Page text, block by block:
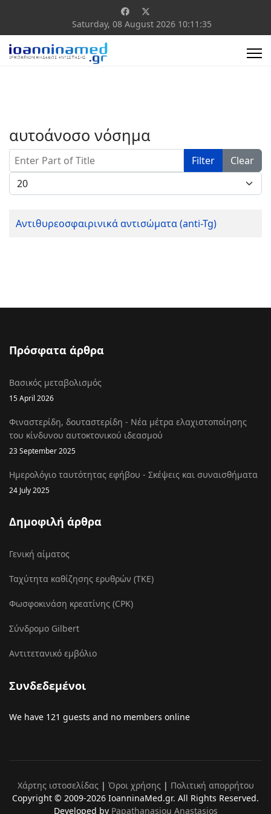
Saturday, 08 August 2026 10:11:35
αυτοάνοσο νόσημα
Enter Part of Title Filter
Clear
Display #
Αντιθυρεοσφαιρινικά αντισώματα (anti-Tg)
Πρόσφατα άρθρα
Βασικός μεταβολισμός
15 April 2026
Φιναστερίδη, δουταστερίδη - Νέα μέτρα ελαχιστοποίησης
του κίνδυνου αυτοκτονικού ιδεασμού
23 September 2025
Ημερολόγιο ταυτότητας εφήβου - Σκέψεις και συναισθήματα
24 July 2025
Δημοφιλή άρθρα
Γενική αίματος
Ταχύτητα καθίζησης ερυθρών (ΤΚΕ)
Φωσφοκινάση κρεατίνης (CPK)
Σύνδρομο Gilbert
Αντιτετανικό εμβόλιο
Συνδεδεμένοι
We have 121 guests and no members online
Χάρτης ιστοσελίδας| Όροι χρήσης| Πολιτική απορρήτου
Copyright © 2009-2026 IoanninaMed.gr. All Rights Reserved.
Developed by Papathanasiou Anastasios